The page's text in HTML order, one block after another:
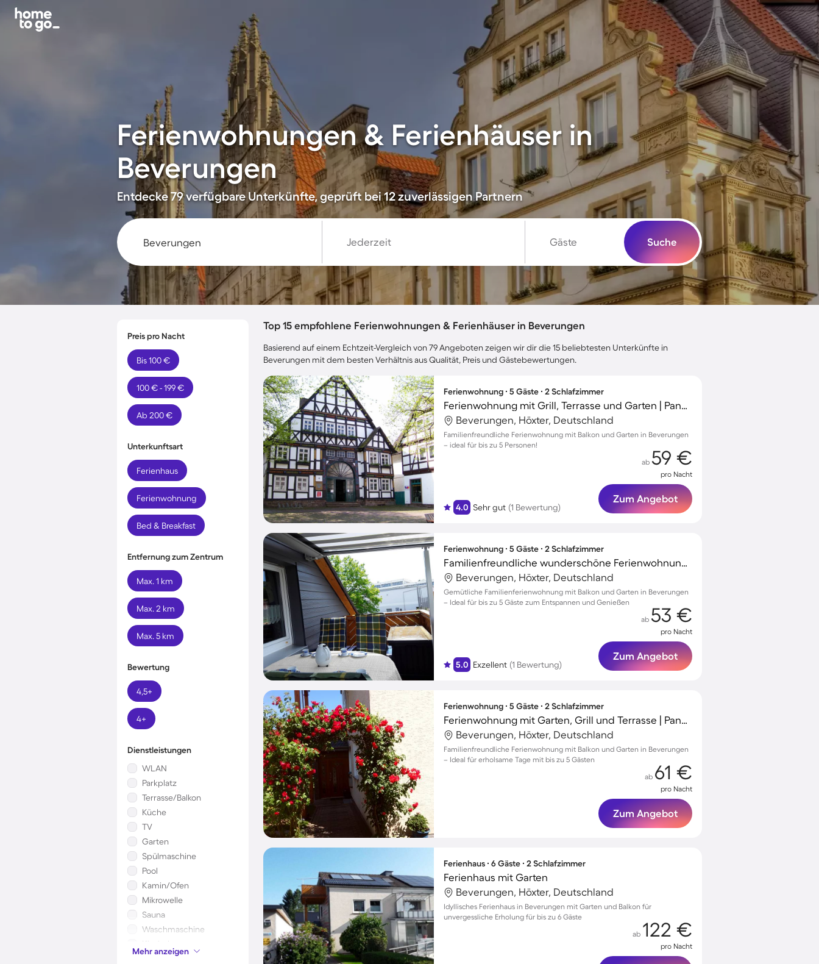
Ferienwohnungen & Ferienhäuser in
Beverungen
Entdecke 79 verfügbare Unterkünfte, geprüft bei 12 zuverlässigen Partnern
Jederzeit Gäste Suche
Preis pro Nacht
Bis 100 €
100 € - 199 €
Ab 200 €
Unterkunftsart
Ferienhaus
Ferienwohnung
Bed & Breakfast
Entfernung zum Zentrum
Max. 1 km
Max. 2 km
Max. 5 km
Bewertung
4,5+
4+
Dienstleistungen
WLAN
Parkplatz
Terrasse/Balkon
Küche
TV
Garten
Spülmaschine
Pool
Kamin/Ofen
Mikrowelle
Sauna
Waschmaschine
Kinderbett
Klimaanlage
Mehr anzeigen
Top 15 empfohlene Ferienwohnungen & Ferienhäuser in Beverungen
Basierend auf einem Echtzeit-Vergleich von 79 Angeboten zeigen wir dir die 15 beliebtesten Unterkünfte in
Beverungen mit dem besten Verhältnis aus Qualität, Preis und Gästebewertungen.
Ferienwohnung ∙ 5 Gäste ∙ 2 Schlafzimmer
Ferienwohnung mit Grill, Terrasse und Garten | Panoramablick
Beverungen, Höxter, Deutschland
Familienfreundliche Ferienwohnung mit Balkon und Garten in Beverungen
– ideal für bis zu 5 Personen!
4.0 Sehr gut (1 Bewertung)
ab 59 €
pro Nacht
Zum Angebot
Ferienwohnung ∙ 5 Gäste ∙ 2 Schlafzimmer
Familienfreundliche wunderschöne Ferienwohnung mit Grill und Garten | Panoramablick
Beverungen, Höxter, Deutschland
Gemütliche Familienferienwohnung mit Balkon und Garten in Beverungen
– Ideal für bis zu 5 Gäste zum Entspannen und Genießen
5.0 Exzellent (1 Bewertung)
ab 53 €
pro Nacht
Zum Angebot
Ferienwohnung ∙ 5 Gäste ∙ 2 Schlafzimmer
Ferienwohnung mit Garten, Grill und Terrasse | Panoramablick
Beverungen, Höxter, Deutschland
Familienfreundliche Ferienwohnung mit Balkon und Garten in Beverungen
– Ideal für erholsame Tage mit bis zu 5 Gästen
ab 61 €
pro Nacht
Zum Angebot
Ferienhaus ∙ 6 Gäste ∙ 2 Schlafzimmer
Ferienhaus mit Garten
Beverungen, Höxter, Deutschland
Idyllisches Ferienhaus in Beverungen mit Garten und Balkon für
unvergessliche Erholung für bis zu 6 Gäste
ab 122 €
pro Nacht